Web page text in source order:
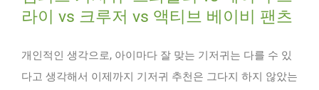
라이 vs 크루저 vs 액티브 베이비 팬츠
개인적인 생각으로, 아이마다 잘 맞는 기저귀는 다를 수 있
다고 생각해서 이제까지 기저귀 추천은 그다지 하지 않았는